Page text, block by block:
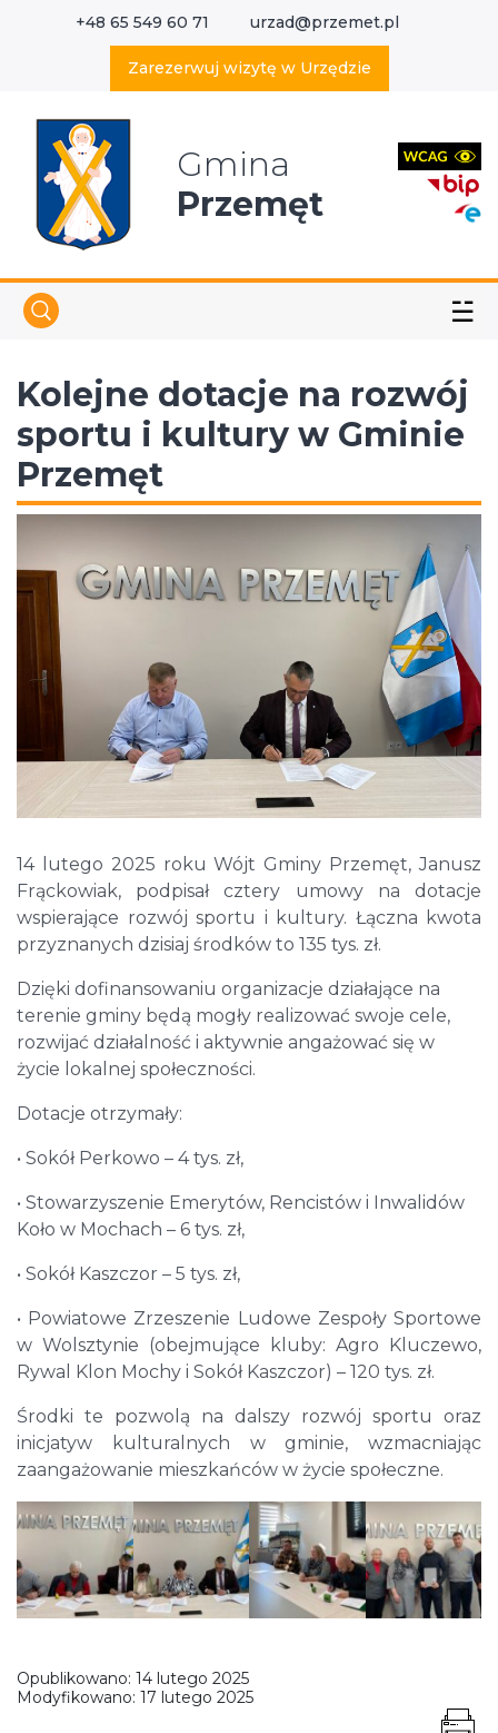
+48 65 549 60 71 urzad@przemet.pl
Zarezerwuj wizytę w Urzędzie
Gmina
Przemęt
☱
Kolejne dotacje na rozwój
sportu i kultury w Gminie
Przemęt
14 lutego 2025 roku Wójt Gminy Przemęt, Janusz
Frąckowiak, podpisał cztery umowy na dotacje
wspierające rozwój sportu i kultury. Łączna kwota
przyznanych dzisiaj środków to 135 tys. zł.
Dzięki dofinansowaniu organizacje działające na
terenie gminy będą mogły realizować swoje cele,
rozwijać działalność i aktywnie angażować się w
życie lokalnej społeczności.
Dotacje otrzymały:
• Sokół Perkowo – 4 tys. zł,
• Stowarzyszenie Emerytów, Rencistów i Inwalidów
Koło w Mochach – 6 tys. zł,
• Sokół Kaszczor – 5 tys. zł,
• Powiatowe Zrzeszenie Ludowe Zespoły Sportowe
w Wolsztynie (obejmujące kluby: Agro Kluczewo,
Rywal Klon Mochy i Sokół Kaszczor) – 120 tys. zł.
Środki te pozwolą na dalszy rozwój sportu oraz
inicjatyw kulturalnych w gminie, wzmacniając
zaangażowanie mieszkańców w życie społeczne.
Opublikowano: 14 lutego 2025
Modyfikowano: 17 lutego 2025
Wyszukaj w serwisie